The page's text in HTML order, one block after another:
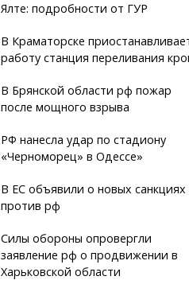
Ялте: подробности от ГУР
В Краматорске
работу станция переливания
В Брянской области рф пожар
после мощного взрыва
РФ нанесла удар по стадиону
«Черноморец» в Одессе»
В ЕС объявили о новых санкциях
против рф
Силы обороны опровергли
заявление рф о продвижении в
Харьковской области